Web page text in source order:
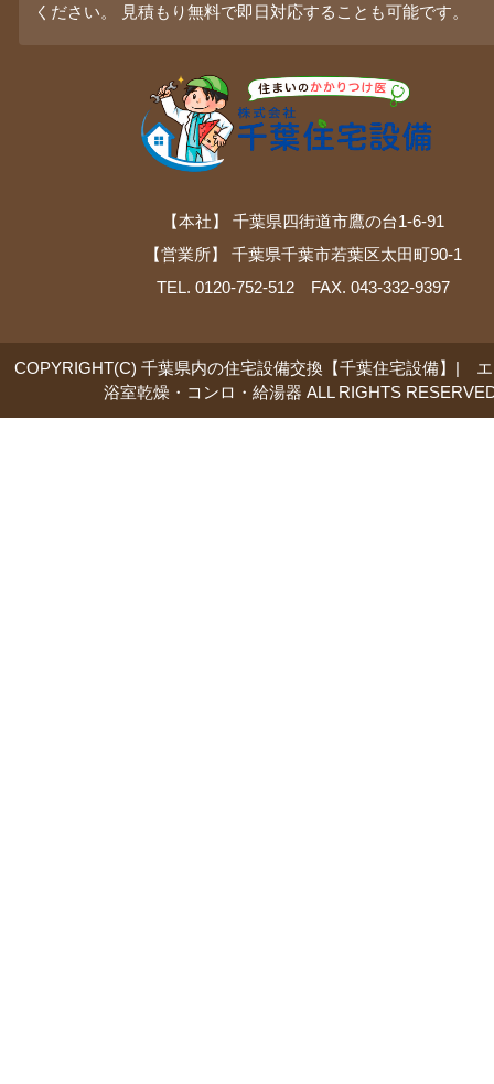
ください。 見積もり無料で即日対応することも可能です。
【本社】 千葉県四街道市鷹の台1-6-91
【営業所】 千葉県千葉市若葉区太田町90-1
TEL. 0120-752-512 FAX. 043-332-9397
COPYRIGHT(C) 千葉県内の住宅設備交換【千葉住宅設備】|
浴室乾燥・コンロ・給湯器 ALL RIGHTS